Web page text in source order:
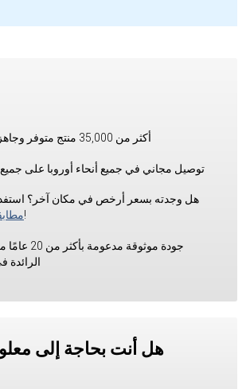
أكثر من 35,000 منتج متوفر وجاهز للشحن
توصيل مجاني في جميع أنحاء أوروبا على جميع
هل وجدته بسعر أرخص في مكان آخر؟
!
جودة موثوقة
هل أنت بحاجة إلى